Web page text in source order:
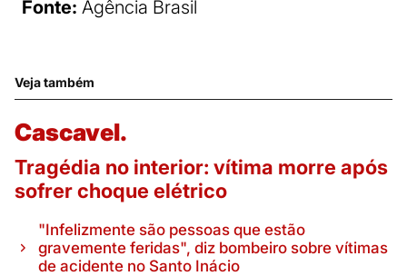
Fonte: Agência Brasil
Veja também
Cascavel.
Tragédia no interior: vítima morre após
sofrer choque elétrico
"Infelizmente são pessoas que estão
gravemente feridas", diz bombeiro sobre vítimas
de acidente no Santo Inácio